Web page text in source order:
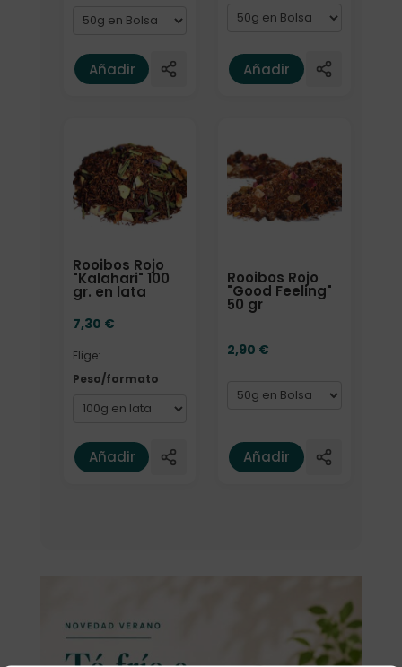
Añadir Añadir
Rooibos Rojo
"Kalahari" 100
gr. en lata
7,30 €
Elige:
Peso/formato
Elige: Peso/formato
Añadir
Rooibos Rojo
"Good Feeling"
50 gr
2,90 €
Añadir